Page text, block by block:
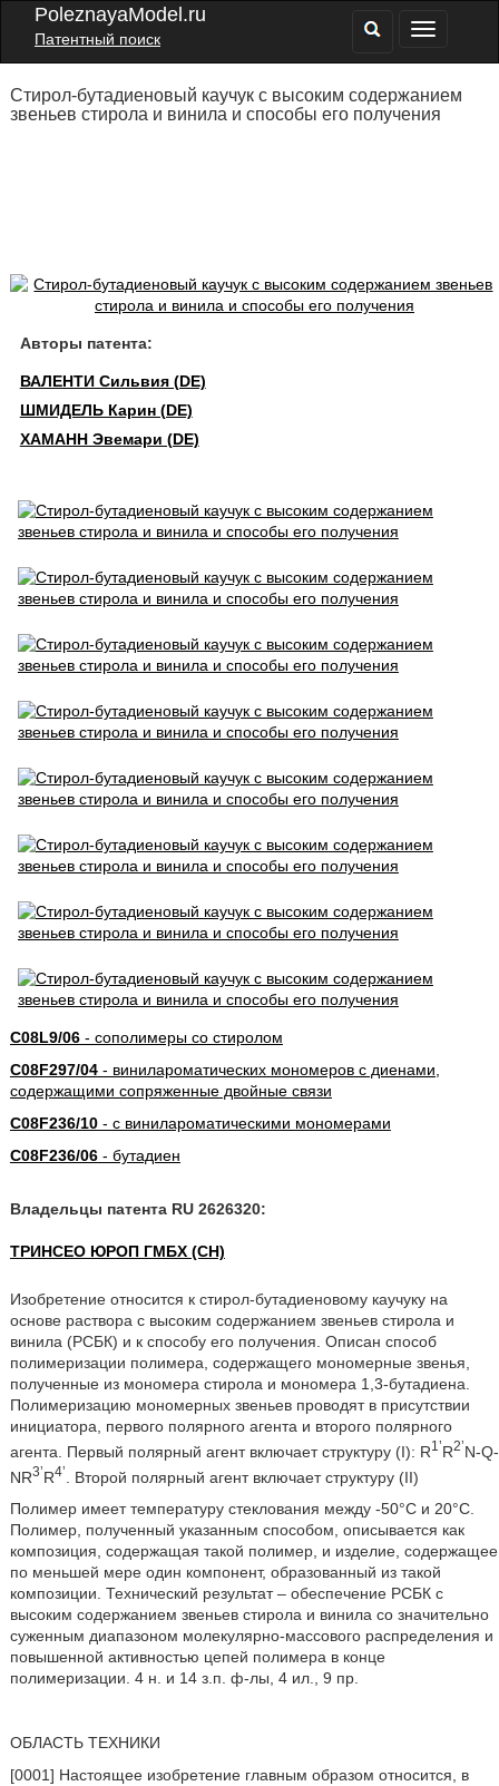
PoleznayaModel.ru
Патентный поиск
Стирол-бутадиеновый каучук с высоким содержанием
звеньев стирола и винила и способы его получения
Авторы патента:
ВАЛЕНТИ Сильвия (DE)
ШМИДЕЛЬ Карин (DE)
ХАМАНН Эвемари (DE)
C08L9/06- сополимеры со стиролом
C08F297/04- винилароматических мономеров с диенами,
содержащими сопряженные двойные связи
C08F236/10- с винилароматическими мономерами
C08F236/06- бутадиен
Владельцы патента RU 2626320:
ТРИНСЕО ЮРОП ГМБХ (CH)
Изобретение относится к стирол-бутадиеновому каучуку на
основе раствора с высоким содержанием звеньев стирола и
винила (РСБК) и к способу его получения. Описан способ
полимеризации полимера, содержащего мономерные звенья,
полученные из мономера стирола и мономера 1,3-бутадиена.
Полимеризацию мономерных звеньев проводят в присутствии
инициатора, первого полярного агента и второго полярного
агента. Первый полярный агент включает структуру (I): R1’R2’N-Q-
NR3’R4’
. Второй полярный агент включает структуру (II)
Полимер имеет температуру стеклования между -50°С и 20°С.
Полимер, полученный указанным способом, описывается как
композиция, содержащая такой полимер, и изделие, содержащее
по меньшей мере один компонент, образованный из такой
композиции. Технический результат – обеспечение РСБК с
высоким содержанием звеньев стирола и винила со значительно
суженным диапазоном молекулярно-массового распределения и
повышенной активностью цепей полимера в конце
полимеризации. 4 н. и 14 з.п. ф-лы, 4 ил., 9 пр.
ОБЛАСТЬ ТЕХНИКИ
[0001] Настоящее изобретение главным образом относится, в